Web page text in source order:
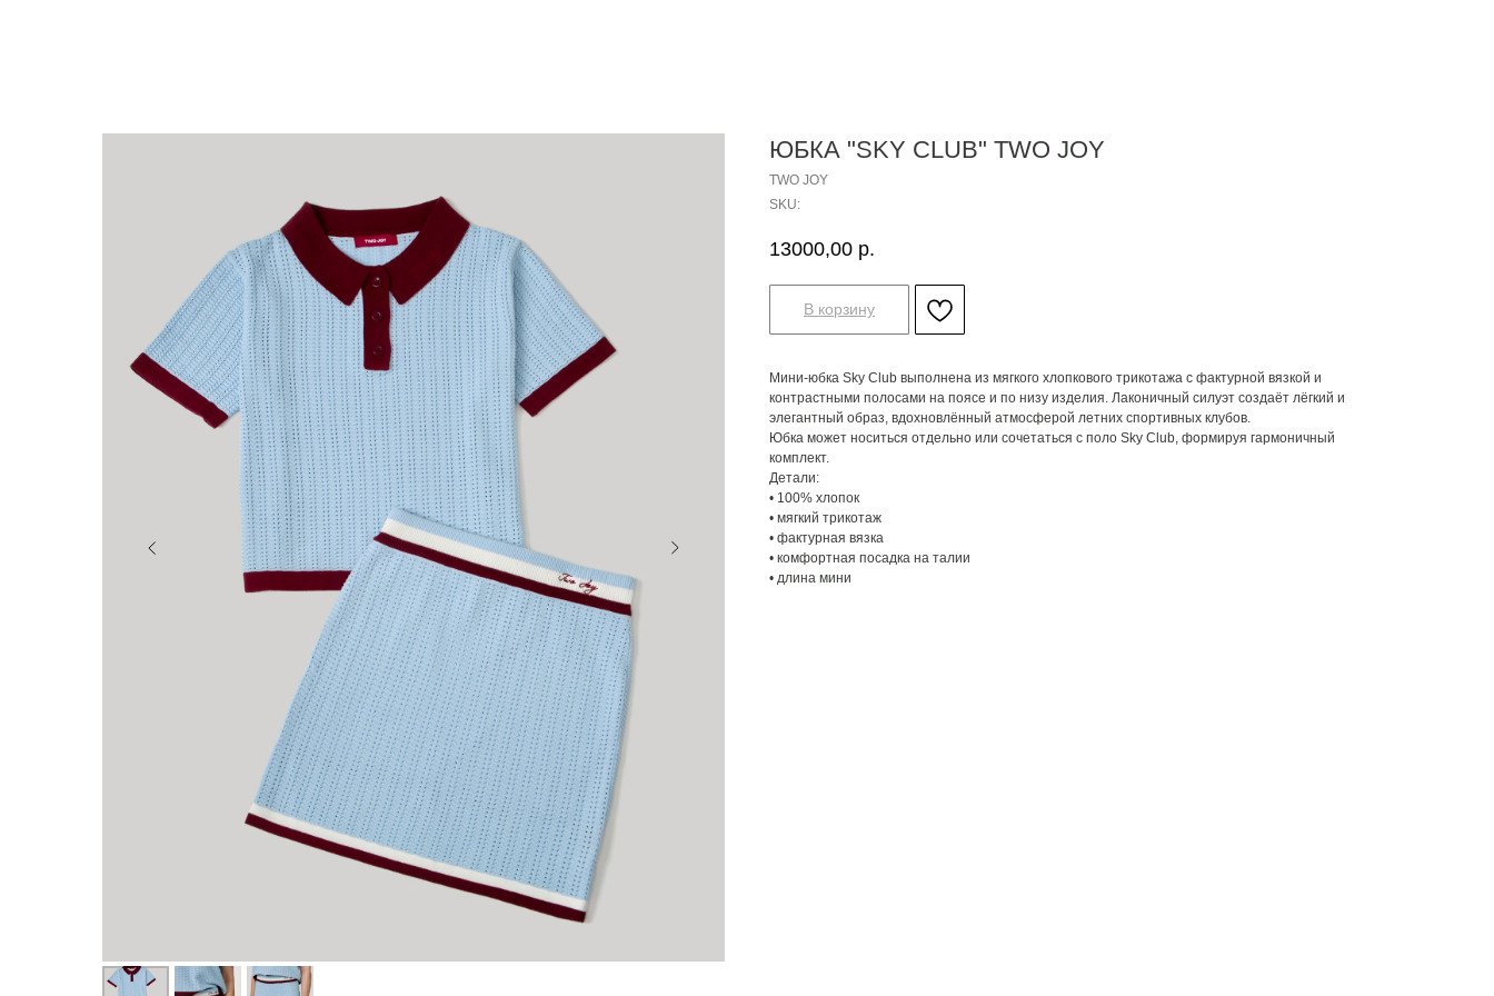
ЮБКА "SKY CLUB" TWO JOY
TWO JOY
SKU:
13000,00 р.
В корзину
Мини-юбка Sky Club выполнена из мягкого хлопкового трикотажа с фактурной вязкой и
контрастными полосами на поясе и по низу изделия. Лаконичный силуэт создаёт лёгкий и
элегантный образ, вдохновлённый атмосферой летних спортивных клубов.
Юбка может носиться отдельно или сочетаться с поло Sky Club, формируя гармоничный
комплект.
Детали:
• 100% хлопок
• мягкий трикотаж
• фактурная вязка
• комфортная посадка на талии
• длина мини